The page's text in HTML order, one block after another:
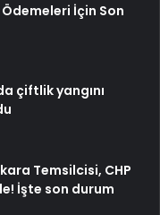
İçin Son
çiftlik yangını
Temsilcisi, CHP
İşte son durum